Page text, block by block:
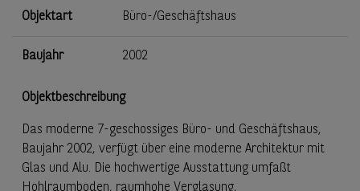
Objektart Büro-/Geschäftshaus
Baujahr 2002
Objektbeschreibung
Das moderne 7-geschossiges Büro- und Geschäftshaus,
Baujahr 2002, verfügt über eine moderne Architektur mit
Glas und Alu. Die hochwertige Ausstattung umfaßt
Hohlraumboden, raumhohe Verglasung,